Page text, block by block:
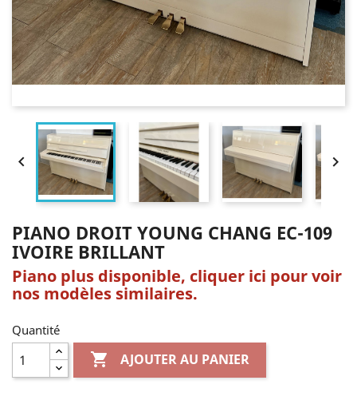
 
PIANO DROIT YOUNG CHANG EC-109
IVOIRE BRILLANT
Piano plus disponible, cliquer ici pour voir
nos modèles similaires.
Quantité
 AJOUTER AU PANIER